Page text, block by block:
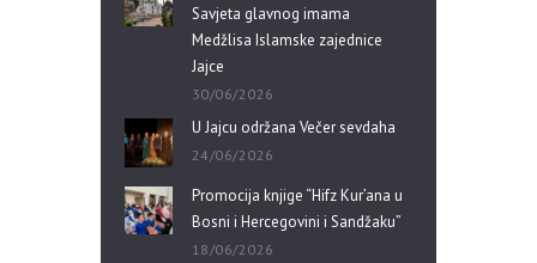
Savjeta glavnog imama
Medžlisa Islamske zajednice
Jajce
30/06/2026
U Jajcu održana Večer sevdaha
24/06/2026
Promocija knjige “Hifz Kur’ana u
Bosni i Hercegovini i Sandžaku”
18/06/2026